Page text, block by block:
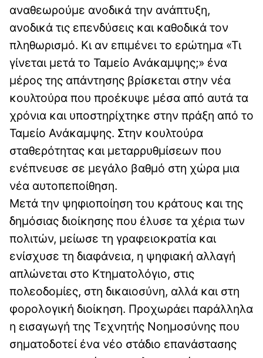
αναθεωρούμε ανοδικά την ανάπτυξη,
ανοδικά τις επενδύσεις και καθοδικά τον
πληθωρισμό. Κι αν επιμένει το ερώτημα «Τι
γίνεται μετά το Ταμείο Ανάκαμψης;» ένα
μέρος της απάντησης βρίσκεται στην νέα
κουλτούρα που προέκυψε μέσα από αυτά τα
χρόνια και υποστηρίχτηκε στην πράξη από το
Ταμείο Ανάκαμψης. Στην κουλτούρα
σταθερότητας και μεταρρυθμίσεων που
ενέπνευσε σε μεγάλο βαθμό στη χώρα μια
νέα αυτοπεποίθηση.
Μετά την ψηφιοποίηση του κράτους και της
δημόσιας διοίκησης που έλυσε τα χέρια των
πολιτών, μείωσε τη γραφειοκρατία και
ενίσχυσε τη διαφάνεια, η ψηφιακή αλλαγή
απλώνεται στο Κτηματολόγιο, στις
πολεοδομίες, στη δικαιοσύνη, αλλά και στη
φορολογική διοίκηση. Προχωράει παράλληλα
η εισαγωγή της Τεχνητής Νοημοσύνης που
σηματοδοτεί ένα νέο στάδιο επανάστασης